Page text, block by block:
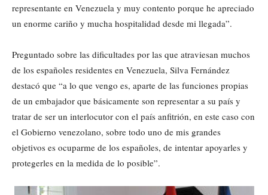
representante en Venezuela y muy contento porque he apreciado
un enorme cariño y mucha hospitalidad desde mi llegada”.
Preguntado sobre las dificultades por las que atraviesan muchos
de los españoles residentes en Venezuela, Silva Fernández
destacó que “a lo que vengo es, aparte de las funciones propias
de un embajador que básicamente son representar a su país y
tratar de ser un interlocutor con el país anfitrión, en este caso con
el Gobierno venezolano, sobre todo uno de mis grandes
objetivos es ocuparme de los españoles, de intentar apoyarles y
protegerles en la medida de lo posible”.